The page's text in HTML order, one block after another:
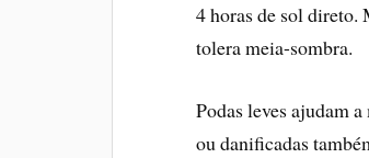
4 horas de sol direto.
tolera meia-sombra.
Podas leves ajudam
ou danificadas